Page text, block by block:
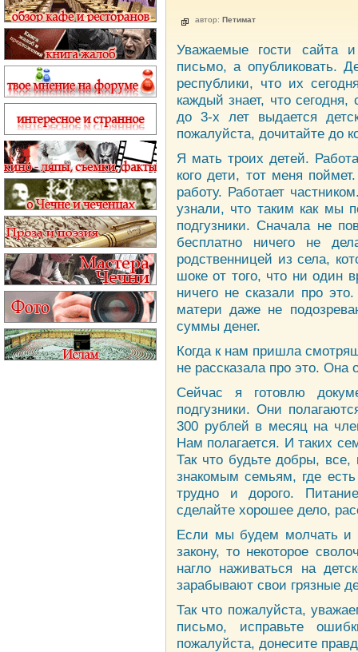
автор: Петимат
Уважаемые гости сайта
письмо, а опубликовать.
республики, что их
каждый знает, что сегодня,
до 3-х лет выдается
пожалуйста, дочитайте до
Я мать троих детей.
кого дети, тот меня
работу. Работает
узнали, что таким как мы
подгузники. Сначала не
бесплатно ничего не
родственницей из села,
шоке от того, что ни один
ничего не сказали про
матери даже не
суммы денег.
Когда к нам пришла
не рассказала про это.
Сейчас я готовлю
подгузники. Они
300 рублей в месяц на
Нам полагается. И таких
Так что будьте добры, все,
знакомым семьям, где
трудно и дорого.
сделайте хорошее дело,
Если мы будем молчать и
закону, то некоторое
нагло наживаться на
зарабывают свои грязные
Так что пожалуйста,
письмо, исправьте
пожалуйста, донесите